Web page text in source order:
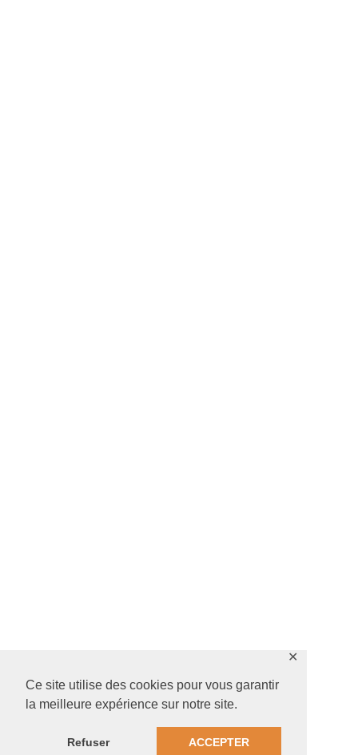
Ce site utilise des cookies pour vous garantir
la meilleure expérience sur notre site.
Refuser ACCEPTER
✕